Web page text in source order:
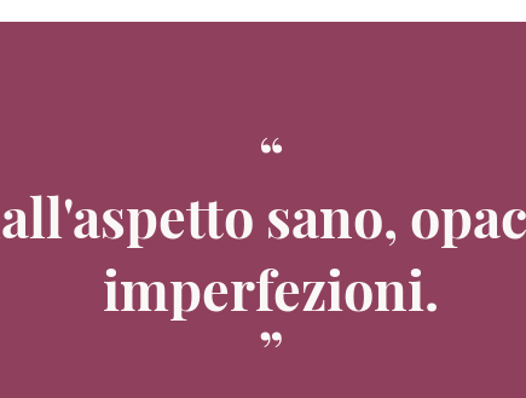
sano,
imperfezioni.